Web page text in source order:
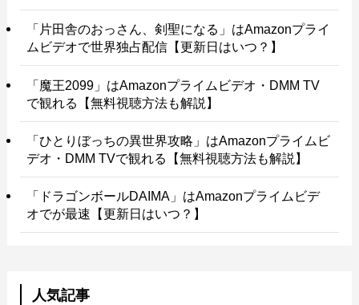
「片田舎のおっさん、剣聖になる」はAmazonプライ
ムビデオで世界独占配信【更新日はいつ？】
「魔王2099」はAmazonプライムビデオ・DMM TV
で観れる【無料視聴方法も解説】
「ひとりぼっちの異世界攻略」はAmazonプライムビ
デオ・DMM TVで観れる【無料視聴方法も解説】
「ドラゴンボールDAIMA」はAmazonプライムビデ
オでが最速【更新日はいつ？】
人気記事